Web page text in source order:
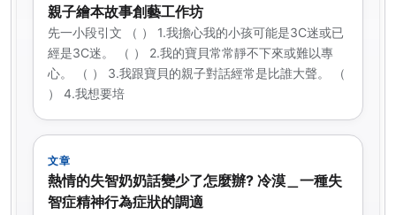
親子繪本故事創藝工作坊
先一小段引文 （ ） 1.我擔心我的小孩可能是3C迷或已
經是3C迷。 （ ） 2.我的寶貝常常靜不下來或難以專
心。 （ ） 3.我跟寶貝的親子對話經常是比誰大聲。 （
） 4.我想要培
文章
熱情的失智奶奶話變少了怎麼辦? 冷漠＿一種失
智症精神行為症狀的調適